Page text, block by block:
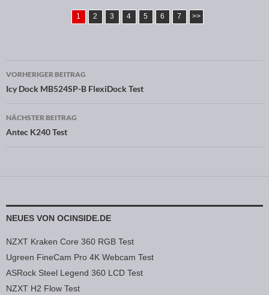
1 2 3 4 5 6 7 >>
Beitragsnavigation
VORHERIGER BEITRAG
Icy Dock MB524SP-B FlexiDock Test
NÄCHSTER BEITRAG
Antec K240 Test
NEUES VON OCINSIDE.DE
NZXT Kraken Core 360 RGB Test
Ugreen FineCam Pro 4K Webcam Test
ASRock Steel Legend 360 LCD Test
NZXT H2 Flow Test